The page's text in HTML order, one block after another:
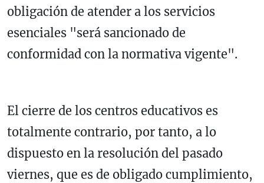
obligación de atender a los servicios
esenciales "será sancionado de
conformidad con la normativa vigente".
El cierre de los centros educativos es
totalmente contrario, por tanto, a lo
dispuesto en la resolución del pasado
viernes, que es de obligado cumplimiento,